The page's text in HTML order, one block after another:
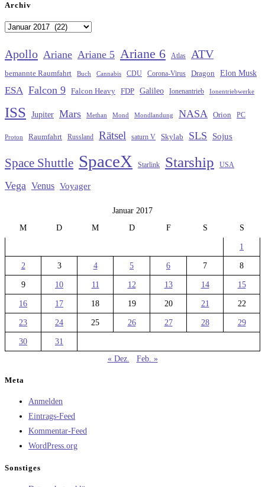
Archiv
Archiv
Apollo Ariane Ariane 5 Ariane 6 Atlas ATV
bemannte Raumfahrt Buch Cannabis CDU Corona-Virus Dragon Elon Musk
ESA Falcon 9 Falcon Heavy FDP Galileo Ionenantrieb Ionentriebwerke
ISS Jupiter Mars Methan Mond Mondlandung NASA Orion PC
Proton Raumfahrt Russland Rätsel saturn V Skylab SLS Sojus
Space Shuttle SpaceX Starlink Starship USA
Vega Venus Voyager
Januar 2017
M
D M D F S S
1
2 3 4 5 6 7 8
9 10 11 12 13 14 15
16 17 18 19 20 21 22
23 24 25 26 27 28 29
30
31
« Dez.
Feb. »
Meta
Anmelden
Eintrags-Feed
Kommentar-Feed
WordPress.org
Sonstiges